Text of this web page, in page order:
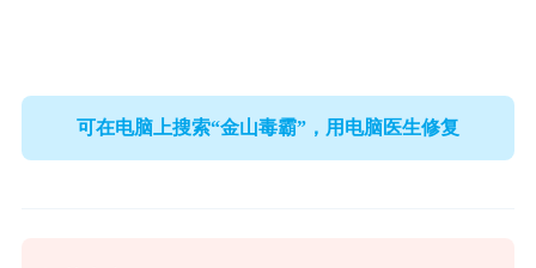
可在电脑上搜索“金山毒霸”，用电脑医生修复